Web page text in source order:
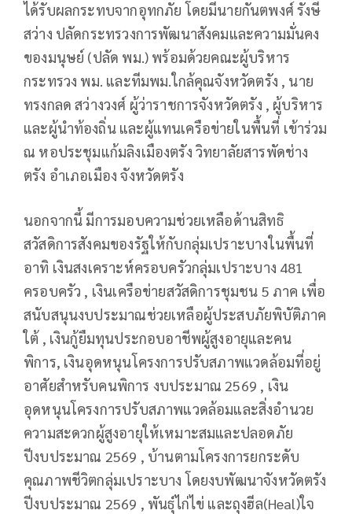
ได้รับผลกระทบจากอุทกภัย โดยมีนายกันตพงศ์ รังษี
สว่าง ปลัดกระทรวงการพัฒนาสังคมและความมั่นคง
ของมนุษย์ (ปลัด พม.) พร้อมด้วยคณะผู้บริหาร
กระทรวง พม. และทีมพม.ใกล้คุณจังหวัดตรัง , นาย
ทรงกลด สว่างวงศ์ ผู้ว่าราชการจังหวัดตรัง , ผู้บริหาร
และผู้นำท้องถิ่น และผู้แทนเครือข่ายในพื้นที่ เข้าร่วม
ณ หอประชุมแก้มลิงเมืองตรัง วิทยาลัยสารพัดช่าง
ตรัง อำเภอเมือง จังหวัดตรัง
นอกจากนี้ มีการมอบความช่วยเหลือด้านสิทธิ
สวัสดิการสังคมของรัฐให้กับกลุ่มเปราะบางในพื้นที่
อาทิ เงินสงเคราะห์ครอบครัวกลุ่มเปราะบาง 481
ครอบครัว , เงินเครือข่ายสวัสดิการชุมชน 5 ภาค เพื่อ
สนับสนุนงบประมาณช่วยเหลือผู้ประสบภัยพิบัติภาค
ใต้ , เงินกู้ยืมทุนประกอบอาชีพผู้สูงอายุและคน
พิการ, เงินอุดหนุนโครงการปรับสภาพแวดล้อมที่อยู่
อาศัยสำหรับคนพิการ งบประมาณ 2569 , เงิน
อุดหนุนโครงการปรับสภาพแวดล้อมและสิ่งอำนวย
ความสะดวกผู้สูงอายุให้เหมาะสมและปลอดภัย
ปีงบประมาณ 2569 , บ้านตามโครงการยกระดับ
คุณภาพชีวิตกลุ่มเปราะบาง โดยงบพัฒนาจังหวัดตรัง
ปีงบประมาณ 2569 , พันธุ์ไก่ไข่ และถุงฮีล(Heal)ใจ